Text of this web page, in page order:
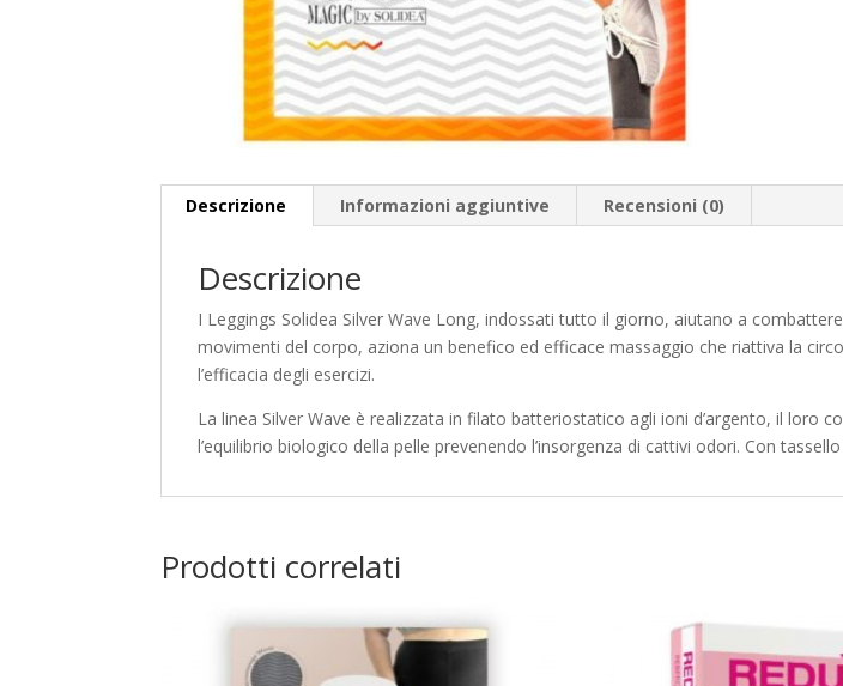
Descrizione Informazioni aggiuntive Recensioni (0)
Descrizione
I Leggings Solidea Silver Wave Long, indossati tutto il giorno, aiutano a
movimenti del corpo, aziona un benefico ed efficace massaggio che riattiva la
l’efficacia degli esercizi.
La linea Silver Wave è realizzata in filato batteriostatico agli ioni d’argento, il
l’equilibrio biologico della pelle prevenendo l’insorgenza di cattivi odori. Con
Prodotti correlati